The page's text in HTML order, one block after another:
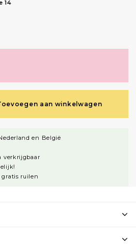
14
aan winkelwagen
en België
verkrijgbaar
ruilen